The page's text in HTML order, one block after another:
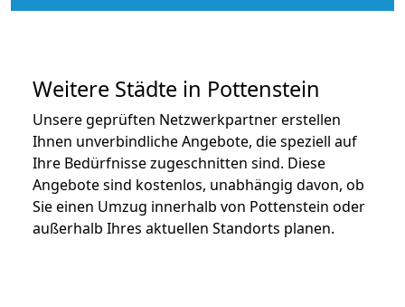
Weitere Städte in Pottenstein
Unsere geprüften Netzwerkpartner erstellen
Ihnen unverbindliche Angebote, die speziell auf
Ihre Bedürfnisse zugeschnitten sind. Diese
Angebote sind kostenlos, unabhängig davon, ob
Sie einen Umzug innerhalb von Pottenstein oder
außerhalb Ihres aktuellen Standorts planen.